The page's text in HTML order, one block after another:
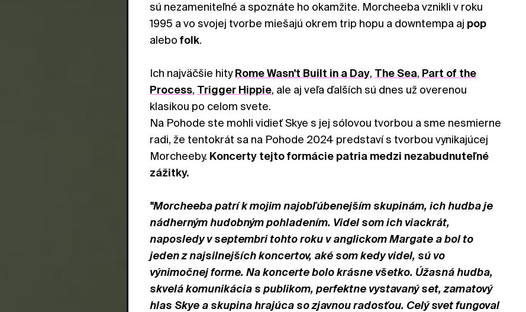
sú nezameniteľné a spoznáte ho okamžite. Morcheeba vznikli v roku
1995 a vo svojej tvorbe miešajú okrem trip hopu a downtempa aj pop
alebo folk.
Ich najväčšie hityRome Wasn't Built in a Day, The Sea, Part of the
Process, Trigger Hippie, ale aj veľa ďalších sú dnes už overenou
klasikou po celom svete.
Na Pohode ste mohli vidieť Skye s jej sólovou tvorbou a sme nesmierne
radi, že tentokrát sa na Pohode 2024 predstaví s tvorbou vynikajúcej
Morcheeby. Koncerty tejto formácie patria medzi nezabudnuteľné
zážitky.
"Morcheeba patrí k mojim najobľúbenejším skupinám, ich hudba je
nádherným hudobným pohladením. Videl som ich viackrát,
naposledy v septembri tohto roku v anglickom Margate a bol to
jeden z najsilnejších koncertov, aké som kedy videl, sú vo
výnimočnej forme. Na koncerte bolo krásne všetko. Úžasná hudba,
skvelá komunikácia s publikom, perfektne vystavaný set, zamatový
hlas Skye a skupina hrajúca so zjavnou radosťou. Celý svet fungoval